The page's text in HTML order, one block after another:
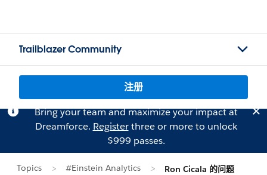
Trailblazer Community
注册
Bring your team and maximize your impact at
Dreamforce. Registerthree or more to unlock
$999 passes.
Topics #Einstein Analytics Ron Cicala 的问题